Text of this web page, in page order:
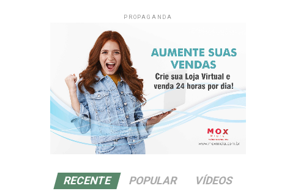
PROPAGANDA
RECENTE POPULAR VÍDEOS